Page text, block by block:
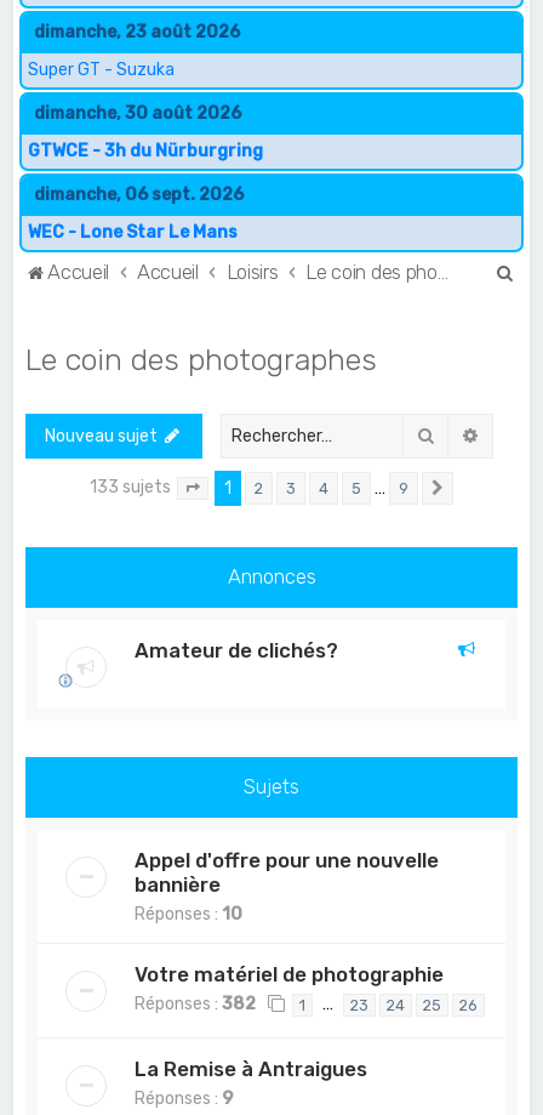
dimanche, 23 août 2026
Super GT - Suzuka
dimanche, 30 août 2026
GTWCE - 3h du Nürburgring
dimanche, 06 sept. 2026
WEC - Lone Star Le Mans
Accueil Accueil Loisirs
e
Le coin des photographes
Nouveau sujet Rechercher
133 sujets Page sur 9
1 2 3 4 5 … 9
Annonces
Amateur de clichés?
Sujets
Appel d'offre pour une nouvelle
bannière
Réponses : 10
Votre matériel de photographie
Réponses :382 1 … 23 24 25 26
La Remise à Antraigues
Réponses : 9